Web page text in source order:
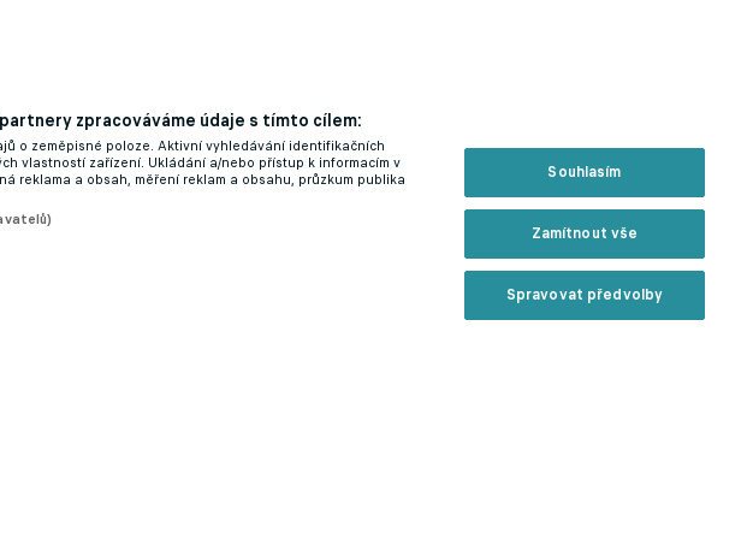
tryskáč
zpracováváme údaje s tímto cílem:
o zeměpisné poloze. Aktivní vyhledávání identifikačních
vlastností zařízení. Ukládání a/nebo přístup k informacím v
reklama a obsah, měření reklam a obsahu, průzkum publika
Souhlasím
Zamítnout vše
Spravovat předvolby